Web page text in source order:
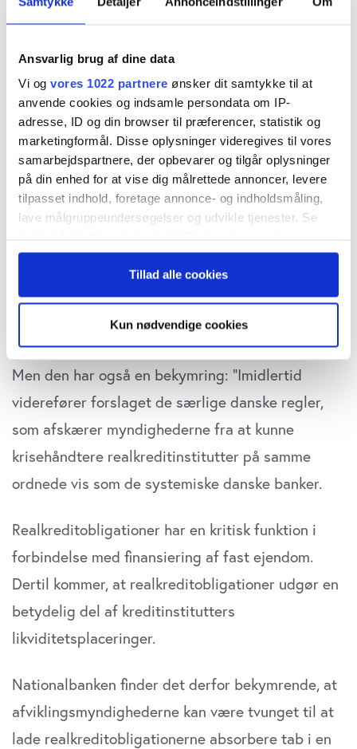
Ansvarlig brug af dine data
Vi og vores 1022 partnere ønsker dit samtykke til at
anvende cookies og indsamle persondata om IP-
adresse, ID og din browser til præferencer, statistik og
marketingformål. Disse oplysninger videregives til vores
samarbejdspartnere, der opbevarer og tilgår oplysninger
på din enhed for at vise dig målrettede annoncer, levere
tilpasset indhold, foretage annonce- og indholdsmåling,
lave målgruppeundersøgelser og udvikle tjenester. Se
persondatapolitik. Du kan altid trække dit samtykke
tilbage eller ændre indstillinger fra vores
"Cookiedeklaration", eller ved at trykke på "Privacy
Hvis du tillader det, vil vi også gerne:
Indsamle præcise oplysninger om din placering,
Identificere din enhed baseret på en scanning af
dens unikke karakteristika (fingerprinting)
Dine valg anvendes på hele websitet.
Vi bruger cookies til at tilpasse vores indhold og
at analysere vores trafik. Vi deler også oplysninger om
din brug af vores website med vores partnere inden for
sociale medier, annonceringspartnere og
analysepartnere. Vores partnere kan kombinere disse
data med andre oplysninger, du har givet dem, eller som
de har indsamlet fra din brug af deres tjenester. Du
samtykker til vores cookies, hvis du fortsætter med at
Tillad alle cookies
Kun nødvendige cookies
Sten Thorup Kristensen
tirsdag 25. august 2020 kl. 10:00
Nationalbanken bekymret for
realkreditobligationers stilling i nyt lovforslag.
over for et lovforslag fra Finanstilsynet, der
implementerer et EU-direktiv om afvikling af
finansielle virksomheder.
Men den har også en bekymring: ”Imidlertid
viderefører forslaget de særlige danske regler,
som afskærer myndighederne fra at kunne
krisehåndtere realkreditinstitutter på samme
ordnede vis som de systemiske danske banker.
Realkreditobligationer har en kritisk funktion i
forbindelse med finansiering af fast ejendom.
Dertil kommer, at realkreditobligationer udgør en
betydelig del af kreditinstitutters
likviditetsplaceringer.
Nationalbanken finder det derfor bekymrende, at
afviklingsmyndighederne kan være tvunget til at
lade realkreditobligationerne absorbere tab i en